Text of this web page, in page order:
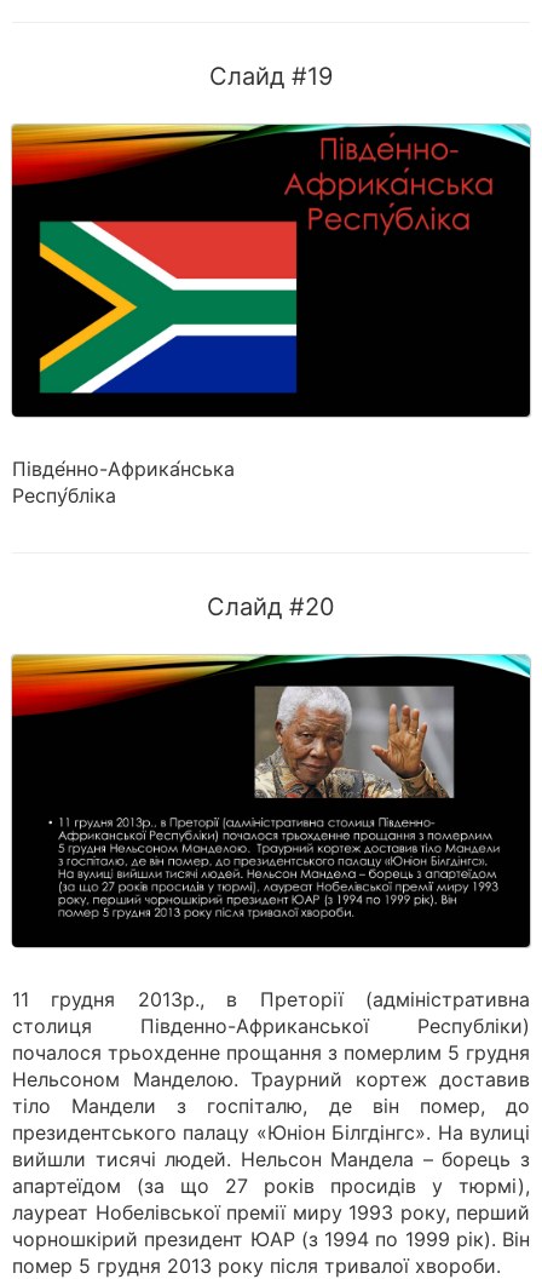
Слайд #19
Півде́нно-Африка́нська
Респу́бліка
Слайд #20
11 грудня 2013р., в Преторії (адміністративна
столиця Південно-Африканської Республіки)
почалося трьохденне прощання з померлим 5 грудня
Нельсоном Манделою. Траурний кортеж доставив
тіло Мандели з госпіталю, де він помер, до
президентського палацу «Юніон Білгдінгс». На вулиці
вийшли тисячі людей. Нельсон Мандела – борець з
апартеїдом (за що 27 років просидів у тюрмі),
лауреат Нобелівської премії миру 1993 року, перший
чорношкірий президент ЮАР (з 1994 по 1999 рік). Він
помер 5 грудня 2013 року після тривалої хвороби.